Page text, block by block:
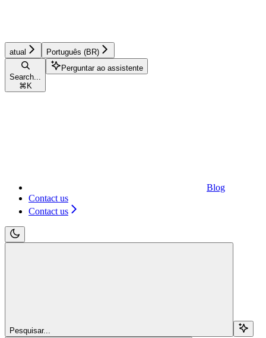
atual Português (BR)
Search...
⌘ K
Perguntar ao assistente
Blog
Contact us
Contact us
Pesquisar...